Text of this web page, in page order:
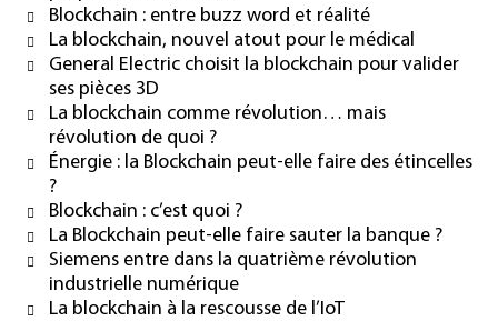
Blockchain : entre buzz word et réalité
La blockchain, nouvel atout pour le médical
General Electric choisit la blockchain pour valider
ses pièces 3D
La blockchain comme révolution… mais
révolution de quoi ?
Énergie : la Blockchain peut-elle faire des étincelles
?
Blockchain : c’est quoi ?
La Blockchain peut-elle faire sauter la banque ?
Siemens entre dans la quatrième révolution
industrielle numérique
La blockchain à la rescousse de l’IoT